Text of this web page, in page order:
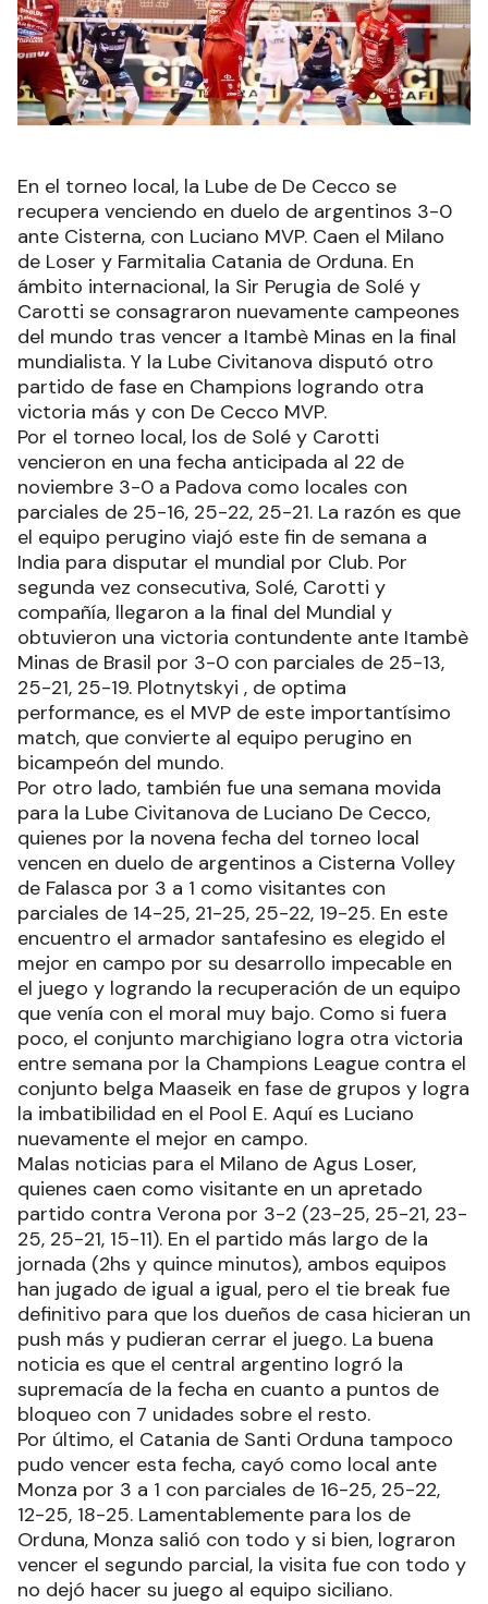
En el torneo local, la Lube de De Cecco se
recupera venciendo en duelo de argentinos 3-0
ante Cisterna, con Luciano MVP. Caen el Milano
de Loser y Farmitalia Catania de Orduna. En
ámbito internacional, la Sir Perugia de Solé y
Carotti se consagraron nuevamente campeones
del mundo tras vencer a Itambè Minas en la final
mundialista. Y la Lube Civitanova disputó otro
partido de fase en Champions logrando otra
victoria más y con De Cecco MVP.
Por el torneo local, los de Solé y Carotti
vencieron en una fecha anticipada al 22 de
noviembre 3-0 a Padova como locales con
parciales de 25-16, 25-22, 25-21. La razón es que
el equipo perugino viajó este fin de semana a
India para disputar el mundial por Club. Por
segunda vez consecutiva, Solé, Carotti y
compañía, llegaron a la final del Mundial y
obtuvieron una victoria contundente ante Itambè
Minas de Brasil por 3-0 con parciales de 25-13,
25-21, 25-19. Plotnytskyi , de optima
performance, es el MVP de este importantísimo
match, que convierte al equipo perugino en
bicampeón del mundo.
Por otro lado, también fue una semana movida
para la Lube Civitanova de Luciano De Cecco,
quienes por la novena fecha del torneo local
vencen en duelo de argentinos a Cisterna Volley
de Falasca por 3 a 1 como visitantes con
parciales de 14-25, 21-25, 25-22, 19-25. En este
encuentro el armador santafesino es elegido el
mejor en campo por su desarrollo impecable en
el juego y logrando la recuperación de un equipo
que venía con el moral muy bajo. Como si fuera
poco, el conjunto marchigiano logra otra victoria
entre semana por la Champions League contra el
conjunto belga Maaseik en fase de grupos y logra
la imbatibilidad en el Pool E. Aquí es Luciano
nuevamente el mejor en campo.
Malas noticias para el Milano de Agus Loser,
quienes caen como visitante en un apretado
partido contra Verona por 3-2 (23-25, 25-21, 23-
25, 25-21, 15-11). En el partido más largo de la
jornada (2hs y quince minutos), ambos equipos
han jugado de igual a igual, pero el tie break fue
definitivo para que los dueños de casa hicieran un
push más y pudieran cerrar el juego. La buena
noticia es que el central argentino logró la
supremacía de la fecha en cuanto a puntos de
bloqueo con 7 unidades sobre el resto.
Por último, el Catania de Santi Orduna tampoco
pudo vencer esta fecha, cayó como local ante
Monza por 3 a 1 con parciales de 16-25, 25-22,
12-25, 18-25. Lamentablemente para los de
Orduna, Monza salió con todo y si bien, lograron
vencer el segundo parcial, la visita fue con todo y
no dejó hacer su juego al equipo siciliano.